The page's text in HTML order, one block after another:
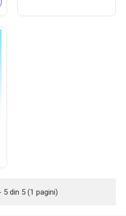
5 din 5 (1 pagini)